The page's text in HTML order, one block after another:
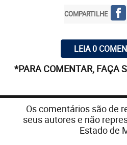
COMPARTILHE
LEIA 0
*PARA COMENTAR, FAÇA
Os comentários são de
seus autores e não
Estado de